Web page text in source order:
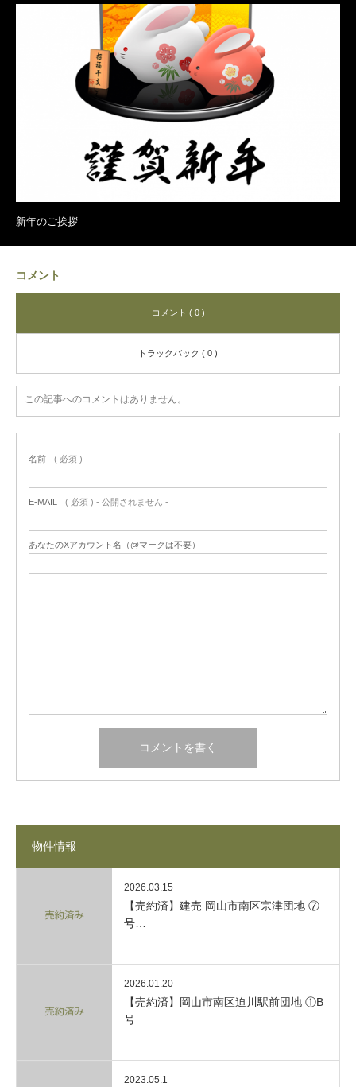
新年のご挨拶
コメント
コメント ( 0 )
トラックバック ( 0 )
この記事へのコメントはありません。
名前 ( 必須 )
E-MAIL ( 必須 ) - 公開されません -
あなたのXアカウント名（@マークは不要）
物件情報
2026.03.15
【売約済】建売 岡山市南区宗津団地 ⑦
号…
2026.01.20
【売約済】岡山市南区迫川駅前団地 ①B
号…
2023.05.1